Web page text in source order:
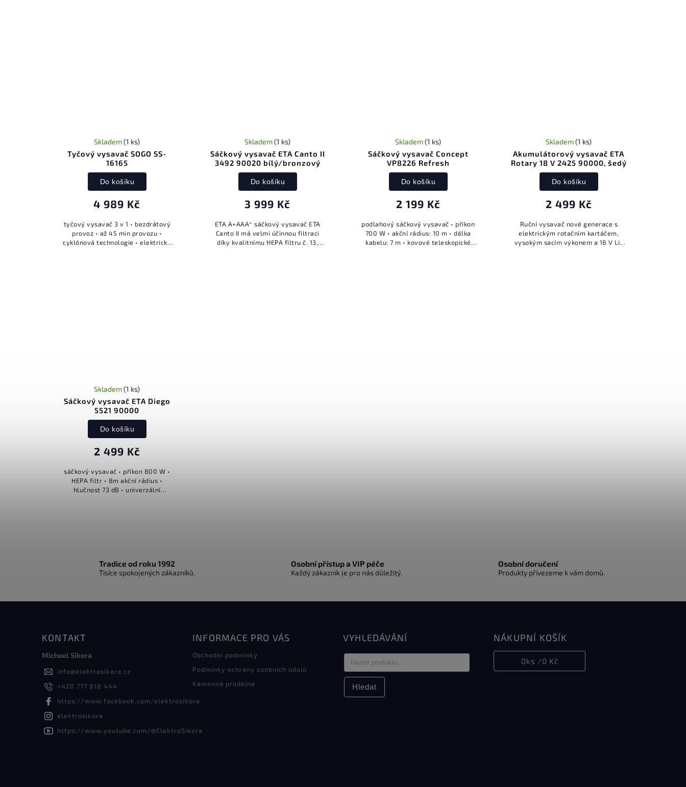
Tyčový vysavač SOGO SS-
16165
Skladem(1 ks)
4 989 Kč
Do košíku
tyčový vysavač 3 v 1 • bezdrátový
provoz • až 45 min provozu •
cyklónová technologie • elektrický
Sáčkový vysavač ETA Canto II
3492 90020 bílý/bronzový
Skladem(1 ks)
3 999 Kč
Do košíku
ETA A+AAA* sáčkový vysavač ETA
Canto II má velmi účinnou filtraci
díky kvalitnímu HEPA filtru č. 13,
Sáčkový vysavač Concept
VP8226 Refresh
Skladem(1 ks)
2 199 Kč
Do košíku
podlahový sáčkový vysavač • příkon
700 W • akční rádius: 10 m • délka
kabelu: 7 m • kovové teleskopické
Akumulátorový vysavač ETA
Rotary 18 V 2425 90000, šedý
Skladem(1 ks)
2 499 Kč
Do košíku
Ruční vysavač nové generace s
elektrickým rotačním kartáčem,
vysokým sacím výkonem a 18 V Li-
Sáčkový vysavač ETA Diego
5521 90000
Skladem(1 ks)
2 499 Kč
Do košíku
sáčkový vysavač • příkon 800 W •
HEPA filtr • 8m akční rádius •
hlučnost 73 dB • univerzální
Tradice od roku 1992
Tisíce spokojených zákazníků.
Osobní přístup a VIP péče
Každý zákazník je pro nás důležitý.
Osobní doručení
Produkty přivezeme k vám domů.
KONTAKT
Michael Sikora
info@elektrosikora.cz
+420 777 818 444
https://www.facebook.com/elektrosikora
elektrosikora
https://www.youtube.com/@ElektroSikora
INFORMACE PRO VÁS
Obchodní podmínky
Podmínky ochrany osobních údajů
Kamenná prodejna
VYHLEDÁVÁNÍ
Hledat
NÁKUPNÍ KOŠÍK
0ks /0 Kč